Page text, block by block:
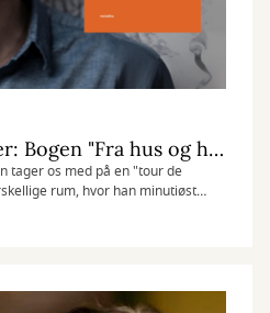
Biblioteket anbefaler: Bogen "Fra hus og hjem – et forsøg"
tager os med på en "tour de
rum, hvor han minutiøst
Skrivestilen er stram, men